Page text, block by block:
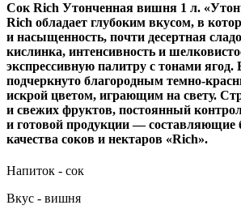
Сок Rich Утонченная вишня 1 л.
Rich обладает глубоким вкусом, в
и насыщенность, почти десертная
кислинка, интенсивность и
экспрессивную палитру с тонами ягод.
подчеркнуто благородным темно-
искрой цветом, играющим на свету.
и свежих фруктов, постоянный
и готовой продукции — составляющие
качества соков и нектаров «Rich».
Напиток - сок
Вкус - вишня